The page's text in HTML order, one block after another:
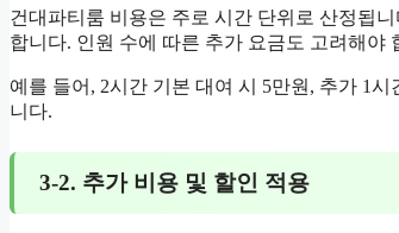
건대파티룸 비용은 주로 시간 단위로 산정됩
합니다. 인원 수에 따른 추가 요금도 고려해야
예를 들어, 2시간 기본 대여 시 5만원, 추가 1
니다.
3-2. 추가 비용 및 할인 적용